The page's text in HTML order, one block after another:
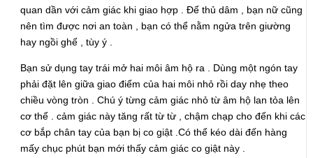
quan dần với cảm giác khi giao hợp . Để thủ dâm , bạn nữ cũng
nên tìm được nơi an toàn , bạn có thể nằm ngửa trên giường
hay ngồi ghế , tùy ý .
Bạn sử dụng tay trái mở hai môi âm hộ ra . Dùng một ngón tay
phải đặt lên giữa giao điểm của hai môi nhỏ rồi day nhẹ theo
chiều vòng tròn . Chú ý từng cảm giác nhỏ từ âm hộ lan tỏa lên
cơ thể . cảm giác này tăng rất từ từ , chậm chạp cho đến khi các
cơ bắp chân tay của bạn bị co giật .Có thể kéo dài đến hàng
mấy chục phút bạn mới thấy cảm giác co giật này .